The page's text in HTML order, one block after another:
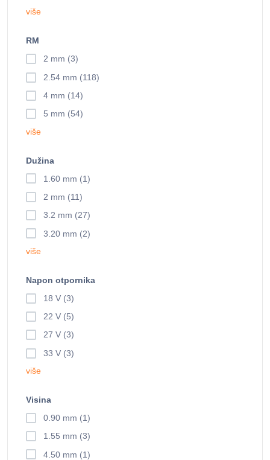
više
RM
2 mm (3)
2.54 mm (118)
4 mm (14)
5 mm (54)
više
Dužina
1.60 mm (1)
2 mm (11)
3.2 mm (27)
3.20 mm (2)
više
Napon otpornika
18 V (3)
22 V (5)
27 V (3)
33 V (3)
više
Visina
0.90 mm (1)
1.55 mm (3)
4.50 mm (1)